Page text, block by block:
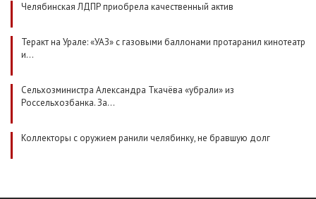
Челябинская ЛДПР приобрела качественный актив
Теракт на Урале: «УАЗ» с газовыми баллонами протаранил кинотеатр
и…
Сельхозминистра Александра Ткачёва «убрали» из
Россельхозбанка. За…
Коллекторы с оружием ранили челябинку, не бравшую долг